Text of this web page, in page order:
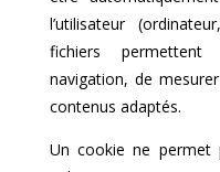
l’utilisateur
fichiers permettent
navigation, de
contenus adaptés.
Un cookie ne permet